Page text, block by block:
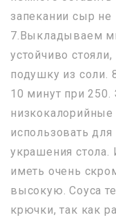
запекании сыр не
7.Выкладываем
устойчиво
подушку из соли.
10 минут при
использовать
украшения стола.
иметь очень
высокую. Соуса
крючки, так как